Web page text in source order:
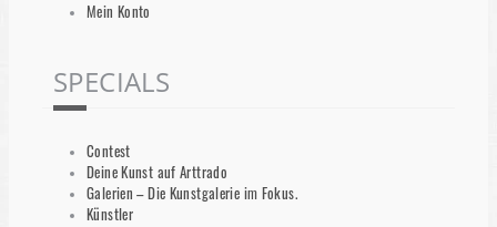
Mein Konto
SPECIALS
Contest
Deine Kunst auf Arttrado
Galerien – Die Kunstgalerie im Fokus.
Künstler